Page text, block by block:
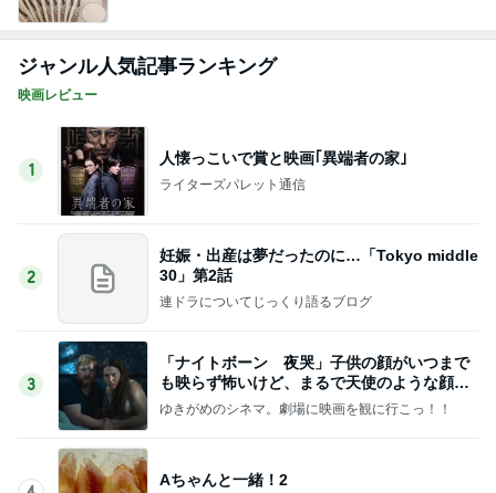
ジャンル人気記事ランキング
映画レビュー
1
人懐っこいで賞と映画｢異端者の家｣
ライターズパレット通信
2
妊娠・出産は夢だったのに…「Tokyo middle
30」第2話
連ドラについてじっくり語るブログ
3
「ナイトボーン 夜哭」子供の顔がいつまで
も映らず怖いけど、まるで天使のような顔の
赤ちゃんでした。
ゆきがめのシネマ。劇場に映画を観に行こっ！！
Aちゃんと一緒！2